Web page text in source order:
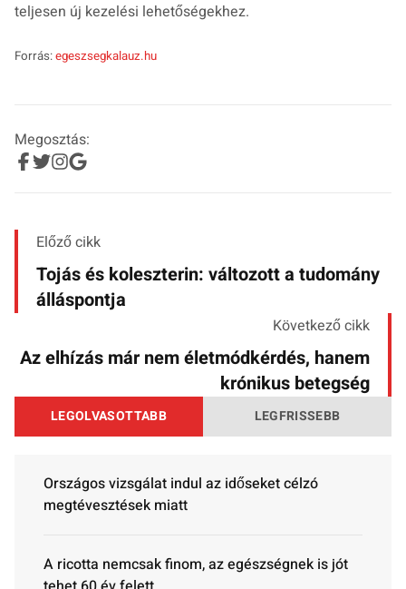
teljesen új kezelési lehetőségekhez.
Forrás:egeszsegkalauz.hu
Megosztás:
Előző cikk
Tojás és koleszterin: változott a tudomány
álláspontja
Következő cikk
Az elhízás már nem életmódkérdés, hanem
krónikus betegség
LEGOLVASOTTABB LEGFRISSEBB
Országos vizsgálat indul az időseket célzó
megtévesztések miatt
A ricotta nemcsak finom, az egészségnek is jót